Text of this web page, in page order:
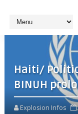
Haiti/
BINUH
Explosion Infos